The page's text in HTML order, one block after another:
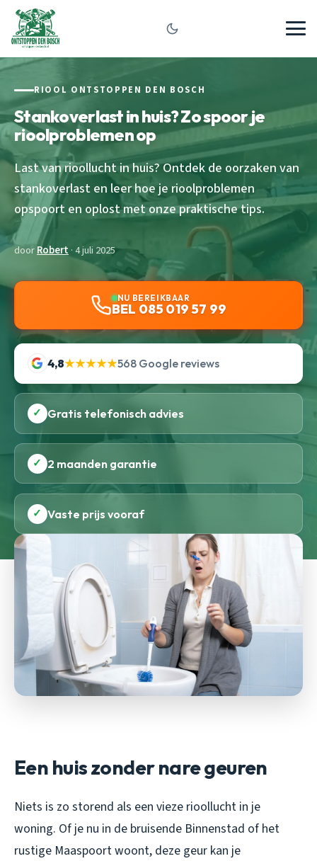
RIOOL ONTSTOPPEN DEN BOSCH
Stankoverlast in huis? Zo spoor je
rioolproblemen op
Last van rioollucht in huis? Ontdek de oorzaken van
stankoverlast en leer hoe je rioolproblemen
opspoort en oplost met onze praktische tips.
doorRobert · 4 juli 2025
NU BEREIKBAAR
BEL 085 019 57 99
4,8★★★★★568 Google reviews
✓ Gratis telefonisch advies
✓ 2 maanden garantie
✓ Vaste prijs vooraf
Een huis zonder nare geuren
Niets is zo storend als een vieze rioollucht in je
woning. Of je nu in de bruisende Binnenstad of het
rustige Maaspoort woont, deze geur kan je